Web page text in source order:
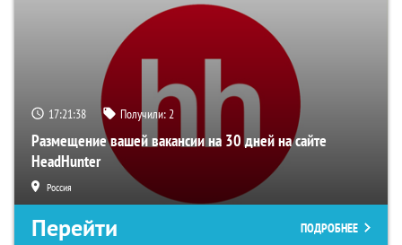
17:21:36 Получили:2
Размещение вашей вакансии на 30 дней на сайте
HeadHunter
Россия
Перейти ПОДРОБНЕЕ